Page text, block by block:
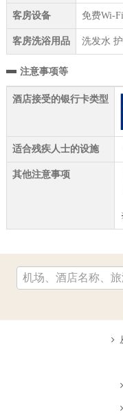
客房设备 免费Wi-
客房洗浴用品 洗发水
注意事项等
酒店接受的银行卡类型
适合残疾人士的设施
其他注意事项